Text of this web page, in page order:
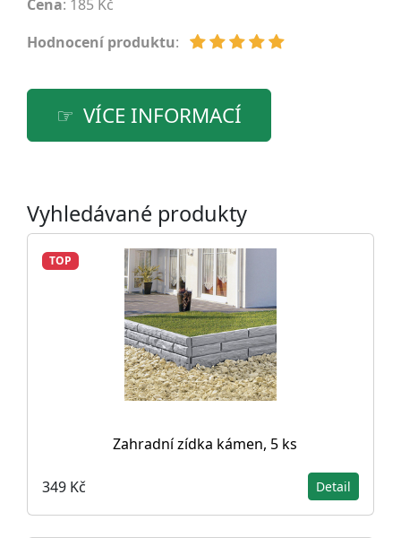
Cena: 185 Kč
Hodnocení produktu:
VÍCE INFORMACÍ
Vyhledávané produkty
TOP
Zahradní zídka kámen, 5 ks
349 Kč Detail